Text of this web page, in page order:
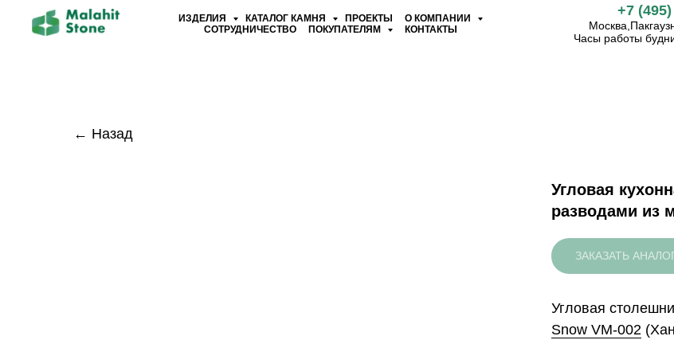
ИЗДЕЛИЯ КАТАЛОГ КАМНЯ ПРОЕКТЫ
О КОМПАНИИ
СОТРУДНИЧЕСТВО
ПОКУПАТЕЛЯМ КОНТАКТЫ
+7
Часы работы
← Назад
Угловая
разводами из
ЗАКАЗАТЬ
Угловая
Snow VM-002